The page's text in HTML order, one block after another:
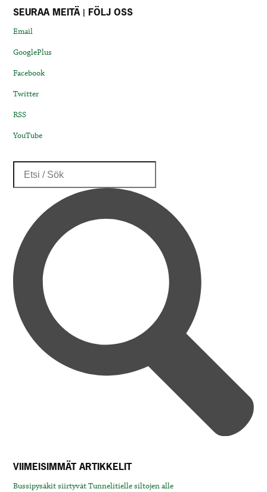
SEURAA MEITÄ | FÖLJ OSS
Email
GooglePlus
Facebook
Twitter
RSS
YouTube
VIIMEISIMMÄT ARTIKKELIT
Bussipysäkit siirtyvät Tunnelitielle siltojen alle